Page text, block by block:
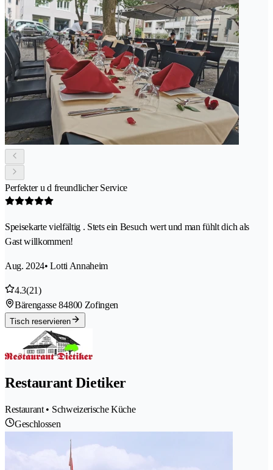
Perfekter u d freundlicher Service
Speisekarte vielfältig . Stets ein Besuch wert und man fühlt dich als
Gast willkommen!
Aug. 2024• Lotti Annaheim
4.3(21)
Bärengasse 84800 Zofingen
Tisch reservieren
Restaurant Dietiker
Restaurant • Schweizerische Küche
Geschlossen